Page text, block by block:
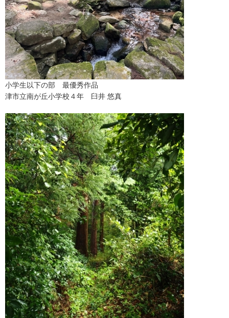
小学生以下の部 最優秀作品
津市立南が丘小学校４年 臼井 悠真